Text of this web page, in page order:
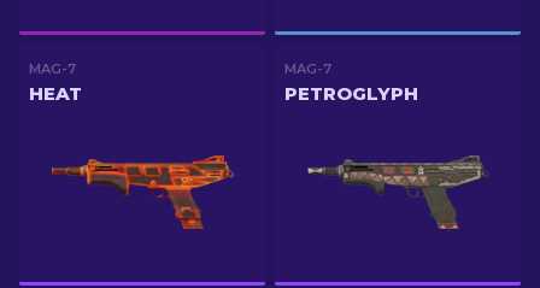
MAG-7
HEAT
MAG-7
PETROGLYPH